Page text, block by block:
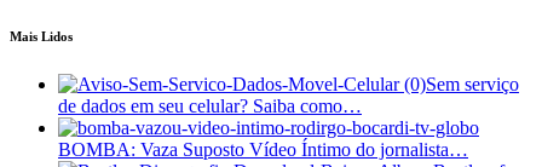
Mais Lidos
Sem serviço
de dados em seu celular? Saiba como…
BOMBA: Vaza Suposto Vídeo Íntimo do jornalista…